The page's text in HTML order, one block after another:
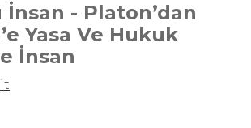
İnsan - Platon’dan
Yasa Ve Hukuk
İnsan